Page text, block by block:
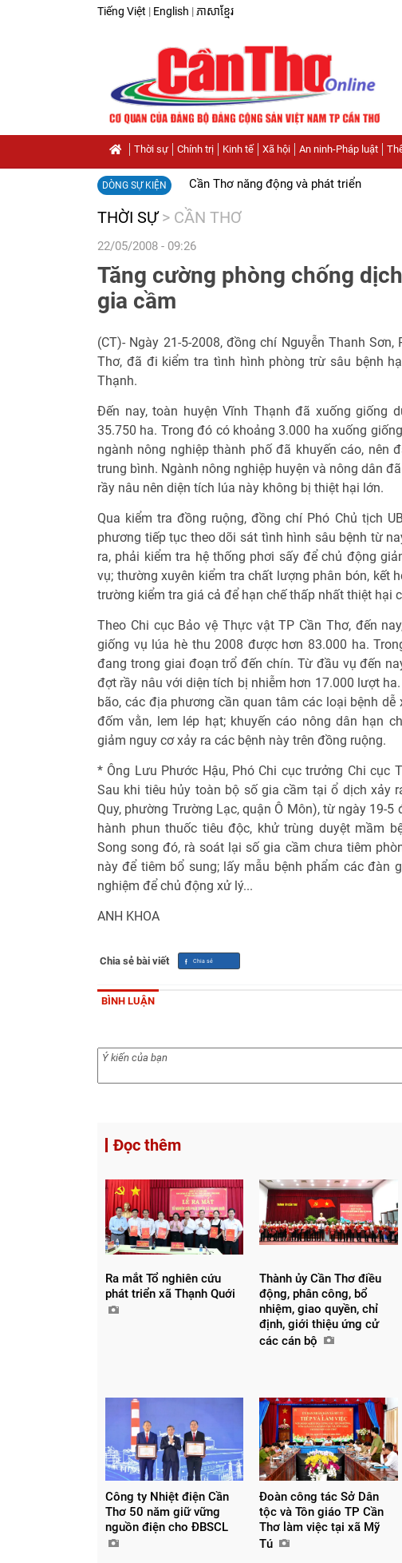
Tiếng Việt | English | ភាសាខ្មែរ
Thời sự Chính trị Kinh tế Xã hội An ninh-Pháp luật
DÒNG SỰ KIỆN Cần Thơ năng động và phát triển
THỜI SỰ > CẦN THƠ
22/05/2008 - 09:26
Tăng cường phòng chống
gia cầm
(CT)- Ngày 21-5-2008, đồng chí Nguyễn Thanh Sơn,
Thơ, đã đi kiểm tra tình hình phòng trừ sâu bệnh
Thạnh.
Đến nay, toàn huyện Vĩnh Thạnh đã xuống giống
35.750 ha. Trong đó có khoảng 3.000 ha xuống
ngành nông nghiệp thành phố đã khuyến cáo, nên
trung bình. Ngành nông nghiệp huyện và nông dân
rầy nâu nên diện tích lúa này không bị thiệt hại lớn.
Qua kiểm tra đồng ruộng, đồng chí Phó Chủ tịch
phương tiếp tục theo dõi sát tình hình sâu bệnh từ
ra, phải kiểm tra hệ thống phơi sấy để chủ động
vụ; thường xuyên kiểm tra chất lượng phân bón, kết
trường kiểm tra giá cả để hạn chế thấp nhất thiệt hại
Theo Chi cục Bảo vệ Thực vật TP Cần Thơ, đến
giống vụ lúa hè thu 2008 được hơn 83.000 ha.
đang trong giai đoạn trổ đến chín. Từ đầu vụ đến
đợt rầy nâu với diện tích bị nhiễm hơn 17.000 lượt
bão, các địa phương cần quan tâm các loại bệnh
đốm vằn, lem lép hạt; khuyến cáo nông dân hạn
giảm nguy cơ xảy ra các bệnh này trên đồng ruộng.
* Ông Lưu Phước Hậu, Phó Chi cục trưởng Chi cục
Sau khi tiêu hủy toàn bộ số gia cầm tại ổ dịch xảy
Quy, phường Trường Lạc, quận Ô Môn), từ ngày 19-
hành phun thuốc tiêu độc, khử trùng duyệt mầm
Song song đó, rà soát lại số gia cầm chưa tiêm
này để tiêm bổ sung; lấy mẫu bệnh phẩm các đàn
nghiệm để chủ động xử lý...
ANH KHOA
Chia sẻ bài viết
BÌNH LUẬN
Đọc thêm
Ra mắt Tổ nghiên cứu
phát triển xã Thạnh Quới
Thành ủy Cần Thơ điều
động, phân công, bổ
nhiệm, giao quyền, chỉ
định, giới thiệu ứng cử
các cán bộ
Công ty Nhiệt điện Cần
Thơ 50 năm giữ vững
nguồn điện cho ĐBSCL
Đoàn công tác Sở Dân
tộc và Tôn giáo TP Cần
Thơ làm việc tại xã Mỹ
Tú